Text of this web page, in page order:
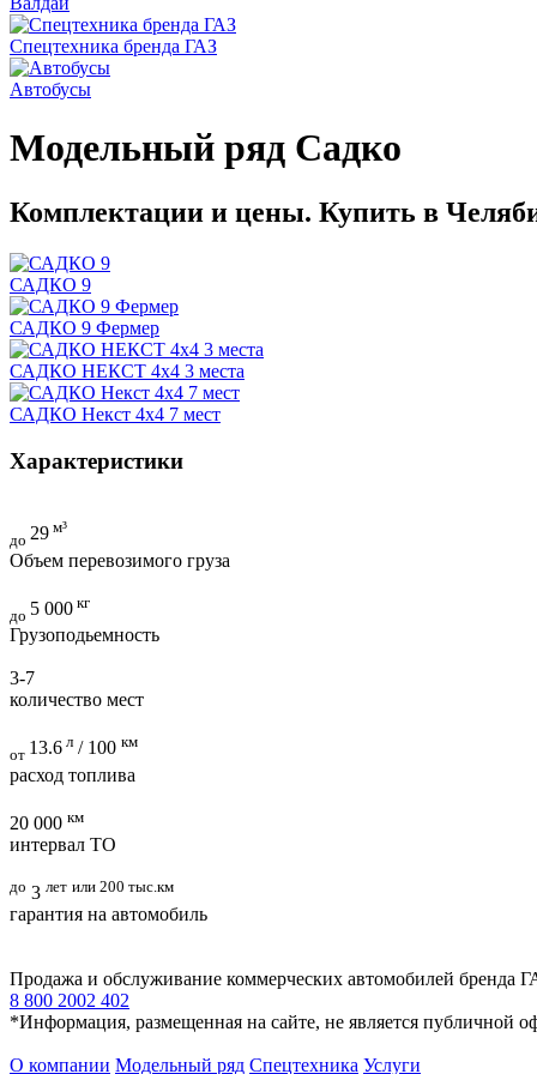
Спецтехника бренда ГАЗ
Автобусы
Модельный ряд Садко
Комплектации и цены. Купить в
САДКО 9
САДКО 9 Фермер
САДКО НЕКСТ 4х4 3 места
САДКО Некст 4х4 7 мест
Характеристики
до 29 м³
Объем перевозимого груза
до 5 000 кг
Грузоподьемность
3-7
количество мест
от 13.6 л / 100 км
расход топлива
20 000 км
интервал ТО
до 3 лет или 200 тыс.км
гарантия на автомобиль
Продажа и обслуживание коммерческих автомобилей бренда
8 800 2002 402
*Информация, размещенная на сайте, не является публичной
О компании Модельный ряд Спецтехника Услуги